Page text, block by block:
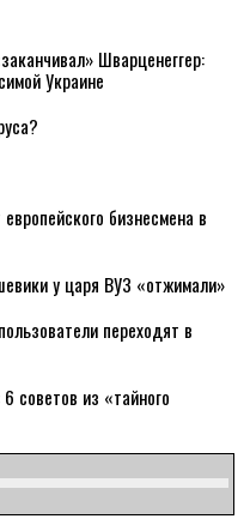
Шварценеггер:
Украине
бизнесмена в
у царя ВУЗ «отжимали»
переходят в
советов из «тайного